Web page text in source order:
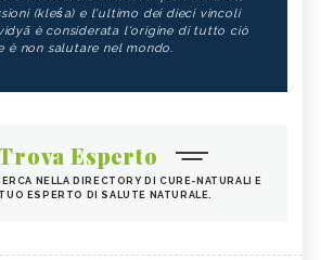
(kleśa) e l'ultimo dei dieci vincoli
è considerata l'origine di tutto ciò
è non salutare nel mondo.
Esperto
NELLA DIRECTORY DI CURE-NATURALI E
ESPERTO DI SALUTE NATURALE.